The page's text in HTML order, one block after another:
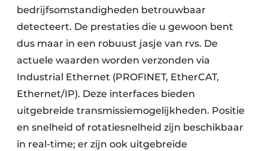
bedrijfsomstandigheden betrouwbaar
detecteert. De prestaties die u gewoon bent
dus maar in een robuust jasje van rvs. De
actuele waarden worden verzonden via
Industrial Ethernet (PROFINET, EtherCAT,
Ethernet/IP). Deze interfaces bieden
uitgebreide transmissiemogelijkheden. Positie
en snelheid of rotatiesnelheid zijn beschikbaar
in real-time; er zijn ook uitgebreide